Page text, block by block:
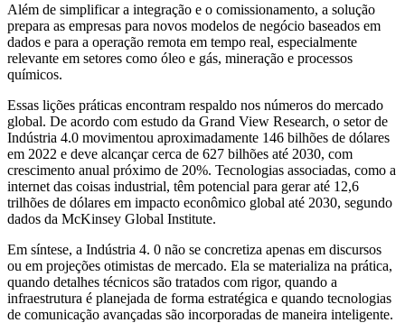
Além de simplificar a integração e o comissionamento, a solução
prepara as empresas para novos modelos de negócio baseados em
dados e para a operação remota em tempo real, especialmente
relevante em setores como óleo e gás, mineração e processos
químicos.
Essas lições práticas encontram respaldo nos números do mercado
global. De acordo com estudo da Grand View Research, o setor de
Indústria 4.0 movimentou aproximadamente 146 bilhões de dólares
em 2022 e deve alcançar cerca de 627 bilhões até 2030, com
crescimento anual próximo de 20%. Tecnologias associadas, como a
internet das coisas industrial, têm potencial para gerar até 12,6
trilhões de dólares em impacto econômico global até 2030, segundo
dados da McKinsey Global Institute.
Em síntese, a Indústria 4. 0 não se concretiza apenas em discursos
ou em projeções otimistas de mercado. Ela se materializa na prática,
quando detalhes técnicos são tratados com rigor, quando a
infraestrutura é planejada de forma estratégica e quando tecnologias
de comunicação avançadas são incorporadas de maneira inteligente.